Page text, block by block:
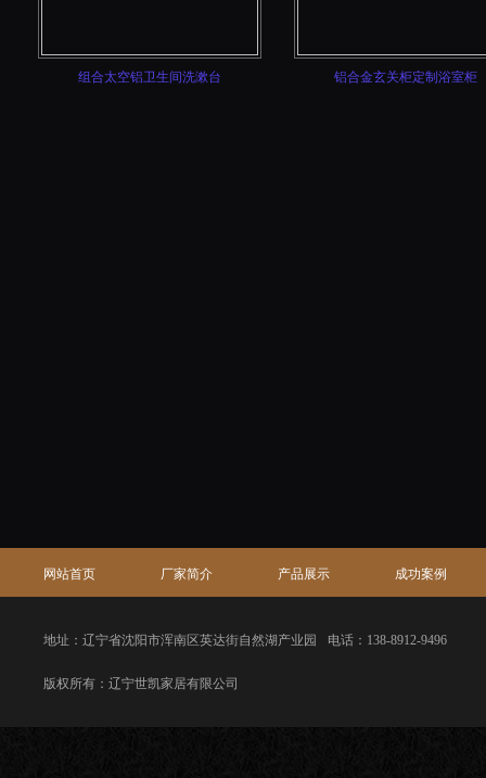
组合太空铝卫生间洗漱台 铝合金玄关柜定制浴室柜
网站首页 厂家简介 产品展示 成功案例
地址：辽宁省沈阳市浑南区英达街自然湖产业园 电话：138-8912-9496
版权所有：辽宁世凯家居有限公司